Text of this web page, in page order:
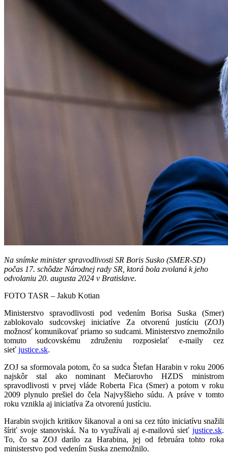
Na snímke minister spravodlivosti SR Boris Susko (SMER-SD)
počas 17. schôdze Národnej rady SR, ktorá bola zvolaná k jeho
odvolaniu 20. augusta 2024 v Bratislave.
FOTO TASR – Jakub Kotian
Ministerstvo spravodlivosti pod vedením Borisa Suska (Smer)
zablokovalo sudcovskej iniciatíve Za otvorenú justíciu (ZOJ)
možnosť komunikovať priamo so sudcami. Ministerstvo znemožnilo
tomuto sudcovskému združeniu rozposielať e-maily cez
sieť justice.sk.
ZOJ sa sformovala potom, čo sa sudca Štefan Harabin v roku 2006
najskôr stal ako nominant Mečiarovho HZDS ministrom
spravodlivosti v prvej vláde Roberta Fica (Smer) a potom v roku
2009 plynulo prešiel do čela Najvyššieho súdu. A práve v tomto
roku vznikla aj iniciatíva Za otvorenú justíciu.
Harabin svojich kritikov šikanoval a oni sa cez túto iniciatívu snažili
šíriť svoje stanoviská. Na to využívali aj e-mailovú sieť justice.sk.
To, čo sa ZOJ darilo za Harabina, jej od februára tohto roka
ministerstvo pod vedením Suska znemožnilo.